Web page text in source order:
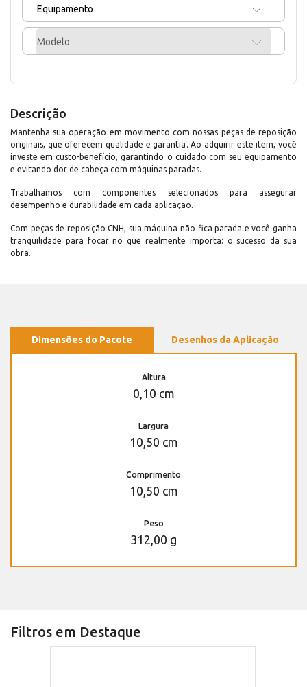
Equipamento
Modelo
Descrição
Mantenha sua operação em movimento com nossas peças de reposição
originais, que oferecem qualidade e garantia. Ao adquirir este item, você
investe em custo-benefício, garantindo o cuidado com seu equipamento
e evitando dor de cabeça com máquinas paradas.
Trabalhamos com componentes selecionados para assegurar
desempenho e durabilidade em cada aplicação.
Com peças de reposição CNH, sua máquina não fica parada e você ganha
tranquilidade para focar no que realmente importa: o sucesso da sua
obra.
Dimensões do Pacote Desenhos da Aplicação
Altura
0,10 cm
Largura
10,50 cm
Comprimento
10,50 cm
Peso
312,00 g
Filtros em Destaque